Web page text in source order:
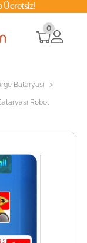
Ücretsiz!
0
Bataryası >
Robot